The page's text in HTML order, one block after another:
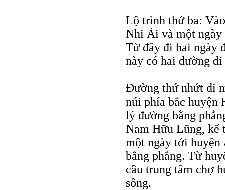
Lộ trình thứ ba:
Nhi Ải và một ngày
Từ đây đi hai ngày
này có hai đường
Ðường thứ nhứt đi
núi phía bắc huyện
lý đường bằng
Nam Hữu Lũng, kế
một ngày tới
bằng phẳng. Từ
cầu trung tâm chợ
sông.